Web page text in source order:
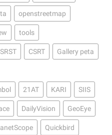
openstreetmap
tools
CSRT Gallery peta
21AT KARI SIIS
DailyVision GeoEye
Quickbird